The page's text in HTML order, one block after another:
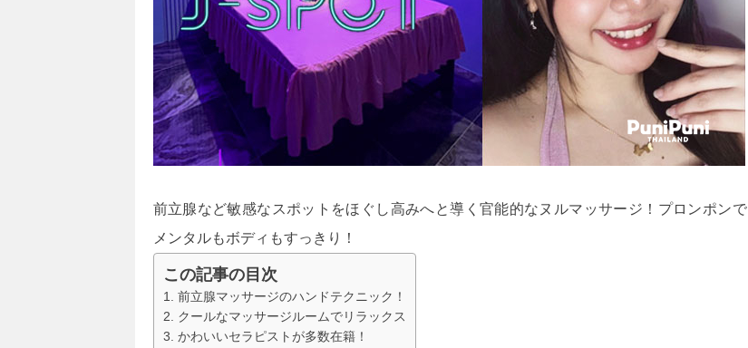
前立腺など敏感なスポットをほぐし高みへと導く官能的なヌルマッサージ！プロンポンで
メンタルもボディもすっきり！
この記事の目次
前立腺マッサージのハンドテクニック！
クールなマッサージルームでリラックス
かわいいセラピストが多数在籍！